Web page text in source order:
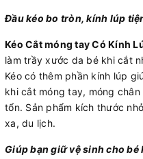
Đầu kéo bo tròn, kính lúp
Kéo Cắt móng tay Có Kính
làm trầy xước da bé khi cắt
Kéo có thêm phần kính lúp
khi cắt móng tay, móng
tổn. Sản phẩm kích thước
xa, du lịch.
Giúp bạn giữ vệ sinh cho bé